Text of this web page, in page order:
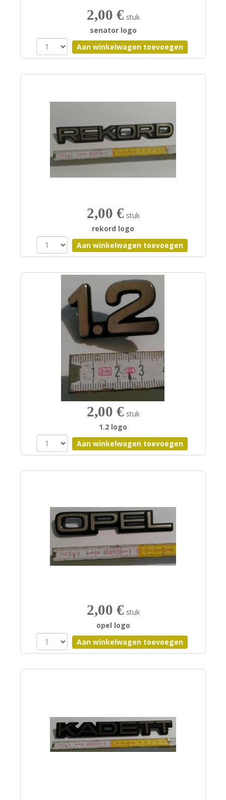
2,00 € stuk
senator logo
2,00 € stuk
rekord logo
2,00 € stuk
1.2 logo
2,00 € stuk
opel logo